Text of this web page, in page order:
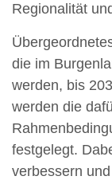
Regionalität
die im
werden, bis
werden die
festgelegt.
verbessern